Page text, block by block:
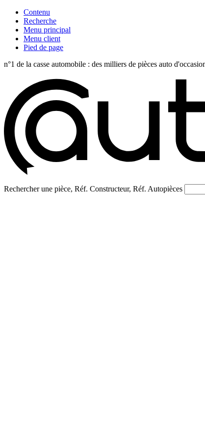
Contenu
Recherche
Menu principal
Menu client
Pied de page
n°1 de la casse automobile : des milliers de pièces auto
Rechercher une pièce, Réf. Constructeur, Réf. Autopièces